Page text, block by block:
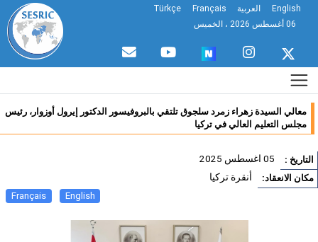
English العربية Français
Türkçe
معالي السيدة زهراء زمرد سلجوق تلتقي بالبروفيسور الدكتور إيرول أوزوار، رئيس
مجلس التعليم العالي في تركيا
: 05 اغسطس 2025
الانعقاد: أنقرة تركيا
English
Français